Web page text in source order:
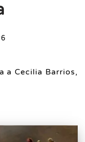
a Cecilia Barrios,